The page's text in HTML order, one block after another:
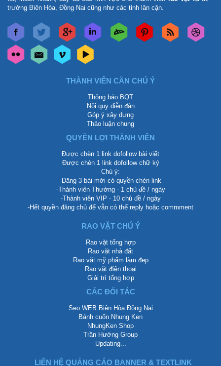
trường Biên Hòa, Đồng Nai cũng như các tỉnh lân cận.
THÀNH VIÊN CẦN CHÚ Ý
Thông báo BQT
Nội quy diễn đàn
Góp ý xây dựng
Thảo luận chung
QUYỀN LỢI THÀNH VIÊN
Được chèn 1 link dofollow bài viết
Được chèn 1 link dofollow chữ ký
Chú ý:
-Đăng 3 bài mới có quyền chèn link
-Thành viên Thường - 1 chủ đề / ngày
-Thành viên VIP - 10 chủ đề / ngày
-Hết quyền đăng chủ để vẫn có thể reply hoặc commment
RAO VẶT CHÚ Ý
Rao vặt tổng hợp
Rao vặt nhà đất
Rao vặt mỹ phẩm làm đẹp
Rao vặt điện thoại
Giải trí tổng hợp
CÁC ĐỐI TÁC
Seo WEB Biên Hòa Đồng Nai
Bánh cuốn Nhung Ken
NhungKen Shop
Trần Hướng Group
Updating...
LIÊN HỆ QUẢNG CÁO BANNER & TEXTLINK